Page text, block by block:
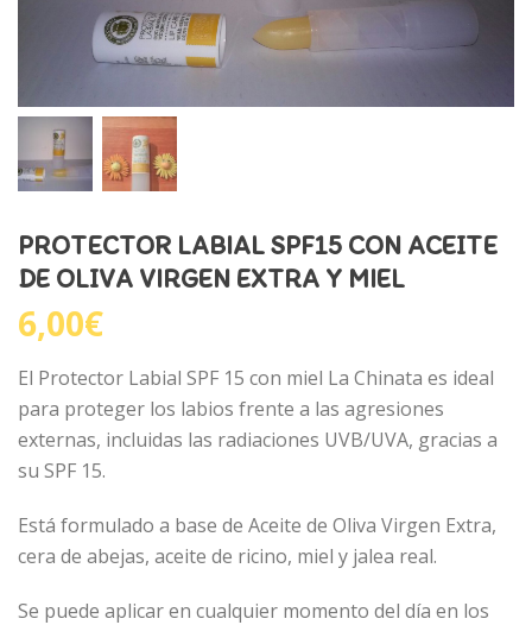
PROTECTOR LABIAL SPF15 CON ACEITE
DE OLIVA VIRGEN EXTRA Y MIEL
6,00€
El Protector Labial SPF 15 con miel La Chinata es ideal
para proteger los labios frente a las agresiones
externas, incluidas las radiaciones UVB/UVA, gracias a
su SPF 15.
Está formulado a base de Aceite de Oliva Virgen Extra,
cera de abejas, aceite de ricino, miel y jalea real.
Se puede aplicar en cualquier momento del día en los